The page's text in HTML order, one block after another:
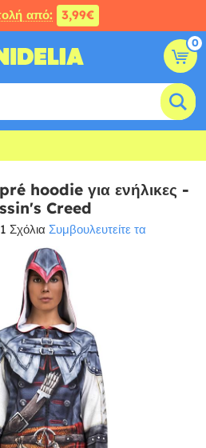
από: 3,99€
0
hoodie για ενήλικες -
Creed
1 Σχόλια Συμβουλευτείτε τα